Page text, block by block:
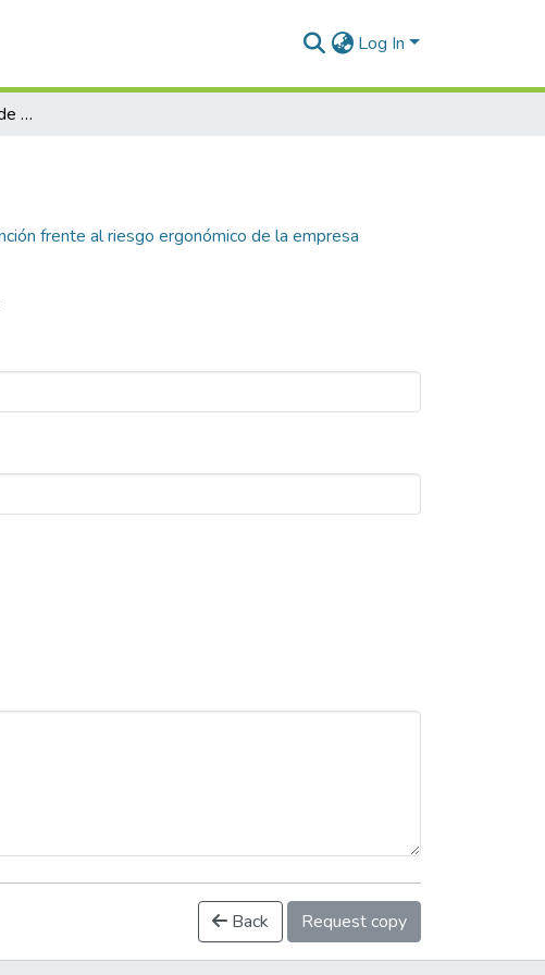
Log In
Diseño de un programa de prevención frente al riesgo ergonómico de la empresa soluciones integrales
frente al riesgo ergonómico de la empresa
Back Request copy